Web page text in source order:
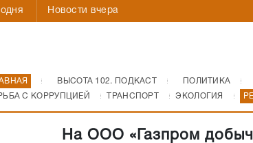
Новости вчера
ВЫСОТА 102. ПОДКАСТ ПОЛИТИКА
С КОРРУПЦИЕЙ
ТРАНСПОРТ ЭКОЛОГИЯ
На ООО «Газпром